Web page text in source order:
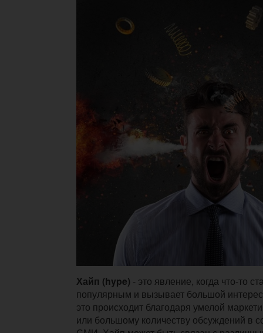
Хайп (hype) - это явление, когда что-то
популярным и вызывает большой
это происходит благодаря умелой
или большому количеству обсуждений в